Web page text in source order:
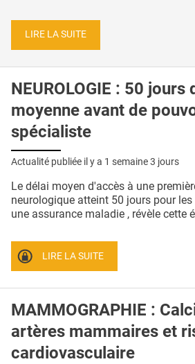
LIRE LA SUITE
NEUROLOGIE : 50 jours
moyenne avant de
spécialiste
Actualité publiée il y a 1 semaine 3 jours
Le délai moyen d'accès à une
neurologique atteint 50 jours pour
une assurance maladie , révèle cette
LIRE LA SUITE
MAMMOGRAPHIE :
artères mammaires et
cardiovasculaire